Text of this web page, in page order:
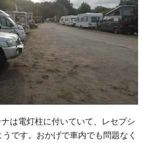
は電灯柱に付いていて、レセプシ
です。おかげで車内でも問題なく